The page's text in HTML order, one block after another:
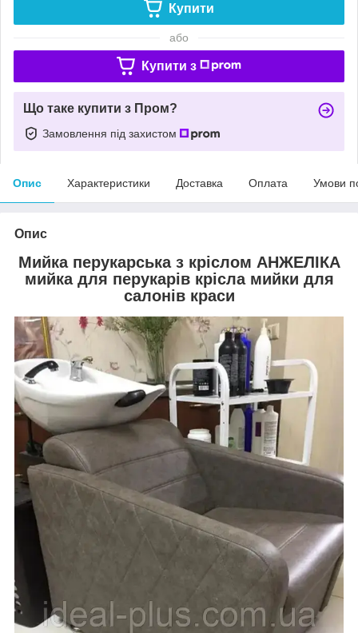
Купити
або
Купити з
Що таке купити з Пром?
Замовлення під захистом
Опис Характеристики Доставка Оплата Умови
Опис
Мийка перукарська з кріслом АНЖЕЛІКА
мийка для перукарів крісла мийки для
салонів краси